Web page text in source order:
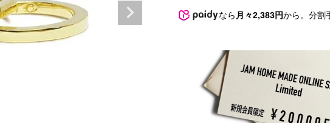
なら 月々2,383円から。分割